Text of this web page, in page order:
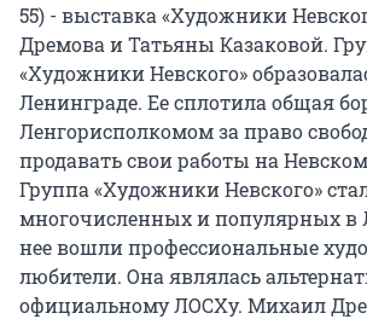
55) - выставка «Художники
Дремова и Татьяны Казаковой.
«Художники Невского»
Ленинграде. Ее сплотила общая
Ленгорисполкомом за право
продавать свои работы на
Группа «Художники Невского»
многочисленных и популярных в
нее вошли профессиональные
любители. Она являлась
официальному ЛОСХу. Михаил